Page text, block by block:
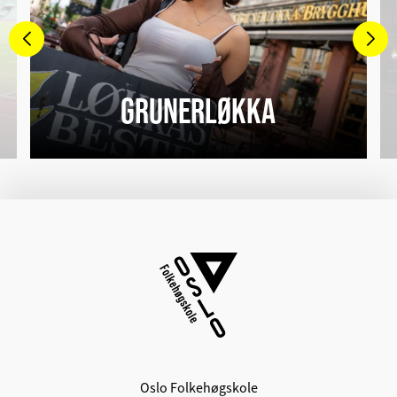
GRUNERLØKKA
Oslo Folkehøgskole